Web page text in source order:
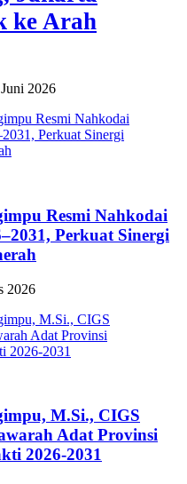
ke Arah
2026
Resmi Nahkodai
Perkuat Sinergi
2026
M.Si., CIGS
Adat Provinsi
2026-2031